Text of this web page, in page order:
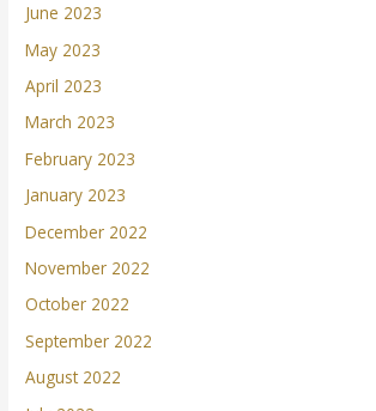
June 2023
May 2023
April 2023
March 2023
February 2023
January 2023
December 2022
November 2022
October 2022
September 2022
August 2022